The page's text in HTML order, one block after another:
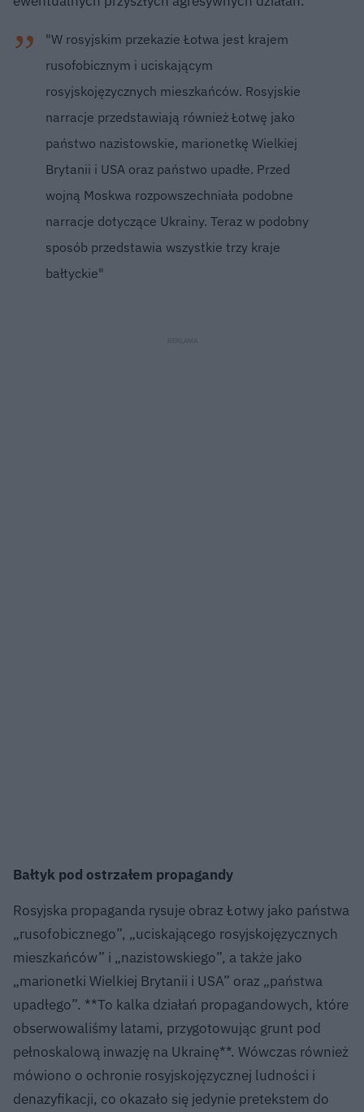
"W rosyjskim przekazie Łotwa jest krajem
rusofobicznym i uciskającym
rosyjskojęzycznych mieszkańców. Rosyjskie
narracje przedstawiają również Łotwę jako
państwo nazistowskie, marionetkę Wielkiej
Brytanii i USA oraz państwo upadłe. Przed
wojną Moskwa rozpowszechniała podobne
narracje dotyczące Ukrainy. Teraz w podobny
sposób przedstawia wszystkie trzy kraje
bałtyckie"
Bałtyk pod ostrzałem propagandy
Rosyjska propaganda rysuje obraz Łotwy jako państwa
„rusofobicznego”, „uciskającego rosyjskojęzycznych
mieszkańców” i „nazistowskiego”, a także jako
„marionetki Wielkiej Brytanii i USA” oraz „państwa
upadłego”. **To kalka działań propagandowych, które
obserwowaliśmy latami, przygotowując grunt pod
pełnoskalową inwazję na Ukrainę**. Wówczas również
mówiono o ochronie rosyjskojęzycznej ludności i
denazyfikacji, co okazało się jedynie pretekstem do